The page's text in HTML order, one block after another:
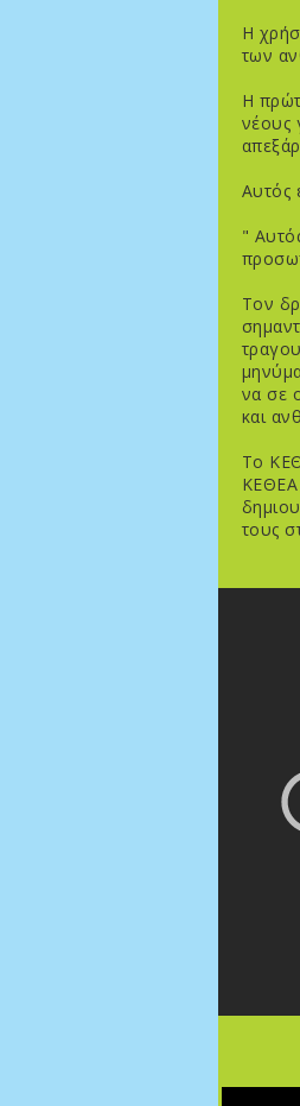
Η
των
Η
νέους
Αυτός
"
Τον
να σε
και
Το
ΚΕΘΕΑ
τους